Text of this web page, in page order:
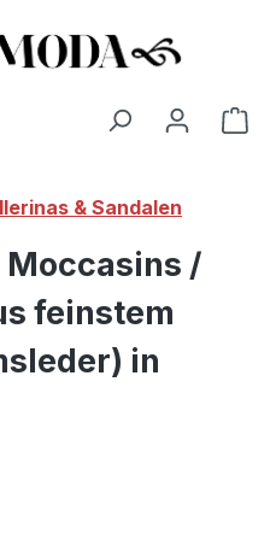
& Sandalen
/
feinstem
in